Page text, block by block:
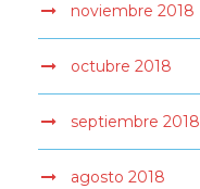
noviembre 2018
octubre 2018
septiembre 2018
agosto 2018